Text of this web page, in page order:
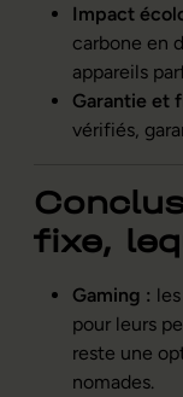
Impact
carbone en
appareils
Garantie et
vérifiés,
fixe,
Gaming : les
pour leurs
reste une
nomades.